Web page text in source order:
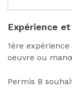
Expérience
1ère
oeuvre ou
Permis B